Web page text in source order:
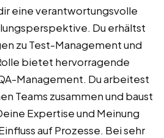
eine verantwortungsvolle
Du erhältst
zu Test-Management und
bietet hervorragende
Management. Du arbeitest
Teams zusammen und baust
Expertise und Meinung
auf Prozesse. Bei sehr